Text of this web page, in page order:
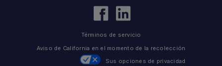
Términos de servicio
Aviso de California en el momento de la recolección
Sus opciones de privacidad